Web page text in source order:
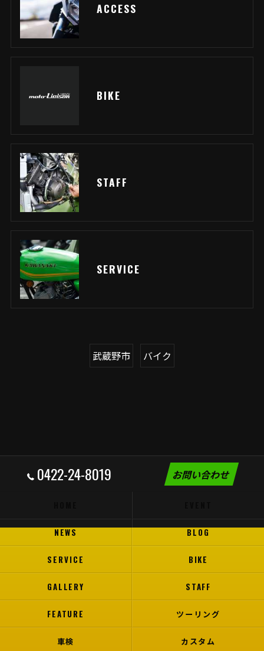
ACCESS
BIKE
STAFF
SERVICE
武蔵野市 バイク
0422-24-8019 お問い合わせ
NEWS BLOG
SERVICE BIKE
GALLERY STAFF
FEATURE ツーリング
車検 カスタム